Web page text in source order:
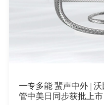
一专多能 蜚声中外 |
管中美日同步获批上市